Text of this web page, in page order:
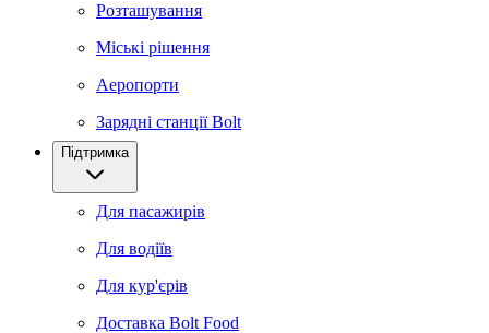
Розташування
Міські рішення
Аеропорти
Зарядні станції Bolt
Підтримка
Для пасажирів
Для водіїв
Для кур'єрів
Доставка Bolt Food